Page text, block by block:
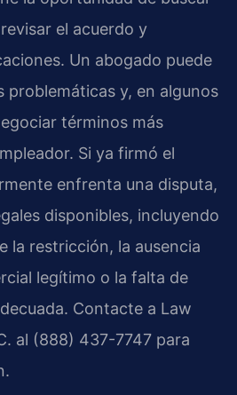
el acuerdo y
Un abogado puede
problemáticas y, en algunos
términos más
Si ya firmó el
enfrenta una disputa,
disponibles, incluyendo
la restricción, la ausencia
legítimo o la falta de
Contacte a Law
al (888) 437-7747 para